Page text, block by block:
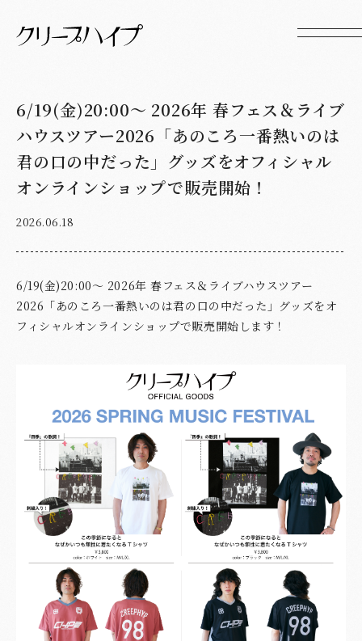
6/19(金)20:00〜 2026年 春フェス＆ライブ
ハウスツアー2026「あのころ一番熱いのは
君の口の中だった」グッズをオフィシャル
オンラインショップで販売開始！
2026.06.18
6/19(金)20:00〜 2026年 春フェス＆ライブハウスツアー
2026「あのころ一番熱いのは君の口の中だった」グッズをオ
フィシャルオンラインショップで販売開始します！